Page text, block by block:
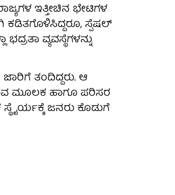
ಇತ್ತೀಚಿನ ಭೇಟಿಗಳ
ಸ್ಪೆಷಲ್
ವ್ಯವಸ್ಥೆಗಳನ್ನು
ತಂದಿದ್ದರು. ಆ
ಮೂಲಕ ಹಾಗೂ ಪರಿಸರ
ಜನರು ಕೊಡುಗೆ